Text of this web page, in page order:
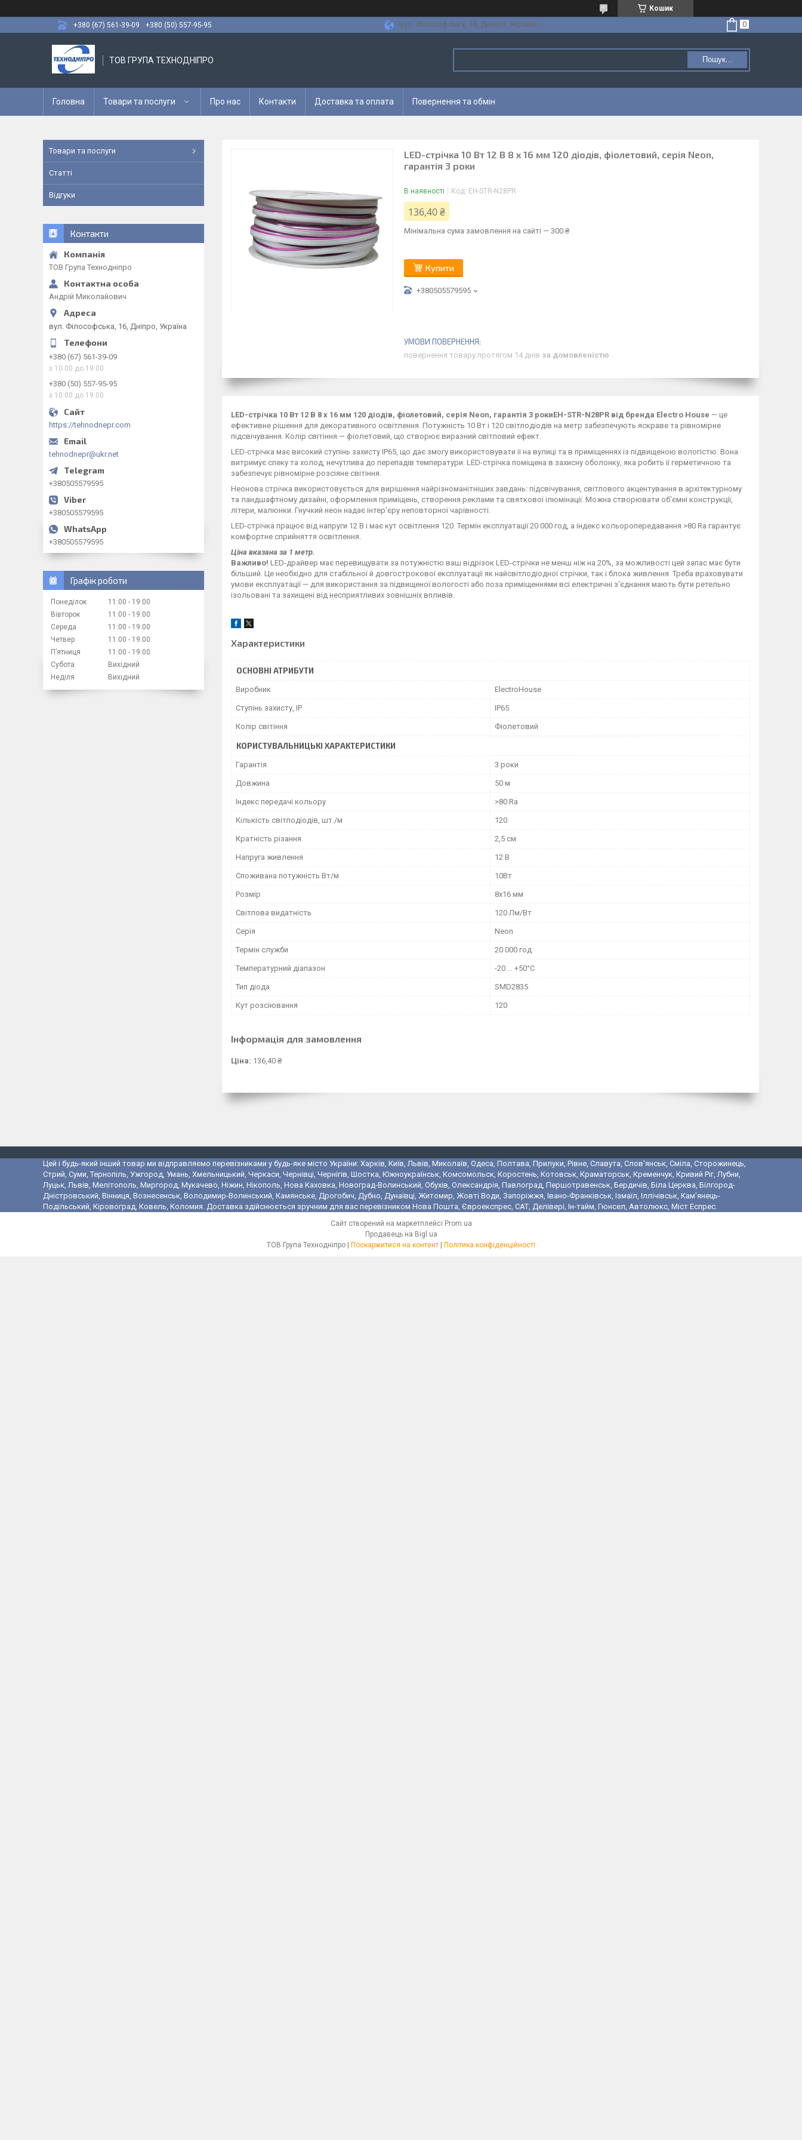
Кошик
+380 (67) 561-39-09
+380 (50) 557-95-95 вул. Філософська, 16, Дніпро, Україна
ТОВ ГРУПА ТЕХНОДНІПРО Пошук...
Головна Товари та послуги Про нас Контакти Доставка та оплата Повернення та обмін
LED-стрічка 10 Вт 12 В 8 х 16 мм 120 діодів, фіолетовий, серія Neon,
гарантія 3 роки
В наявності Код: EH-STR-N28PR
136,40 ₴
Мінімальна сума замовлення на сайті — 300 ₴
Купити
+380505579595
повернення товару протягом 14 днів за домовленістю
LED-стрічка 10 Вт 12 В 8 х 16 мм 120 діодів, фіолетовий, серія Neon, гарантія 3 рокиEH-STR-N28PR від бренда Electro House — це
ефективне рішення для декоративного освітлення. Потужність 10 Вт і 120 світлодіодів на метр забезпечують яскраве та рівномірне
підсвічування. Колір світіння — фіолетовий, що створює виразний світловий ефект.
LED-стрічка має високий ступінь захисту IP65, що дає змогу використовувати її на вулиці та в приміщеннях із підвищеною вологістю. Вона
витримує спеку та холод, нечутлива до перепадів температури. LED-стрічка поміщена в захисну оболонку, яка робить її герметичною та
забезпечує рівномірне розсіяне світіння.
Неонова стрічка використовується для вирішення найрізноманітніших завдань: підсвічування, світлового акцентування в архітектурному
та ландшафтному дизайні, оформлення приміщень, створення реклами та святкової ілюмінації. Можна створювати об'ємні конструкції,
літери, малюнки. Гнучкий неон надає інтер'єру неповторної чарівності.
LED-стрічка працює від напруги 12 В і має кут освітлення 120. Термін експлуатації 20 000 год, а індекс кольоропередавання >80 Ra гарантує
комфортне сприйняття освітлення.
Ціна вказана за 1 метр.
Важливо! LED-драйвер має перевищувати за потужністю ваш відрізок LED-стрічки не менш ніж на 20%, за можливості цей запас має бути
більший. Це необхідно для стабільної й довгострокової експлуатації як найсвітлодіодної стрічки, так і блока живлення. Треба враховувати
умови експлуатації — для використання за підвищеної вологості або поза приміщеннями всі електричні з'єднання мають бути ретельно
ізольовані та захищені від несприятливих зовнішніх впливів.
Характеристики
ОСНОВНІ АТРИБУТИ
Виробник ElectroHouse
Ступінь захисту, IP IP65
Колір світіння Фіолетовий
КОРИСТУВАЛЬНИЦЬКІ ХАРАКТЕРИСТИКИ
Гарантія 3 роки
Довжина 50 м
Індекс передачі кольору >80 Ra
Кількість світлодіодів, шт./м 120
Кратність різання 2,5 см
Напруга живлення 12 В
Споживана потужність Вт/м 10Вт
Розмір 8х16 мм
Світлова видатність 120 Лм/Вт
Серія Neon
Термін служби 20 000 год
Температурний діапазон -20 ... +50°С
Тип діода SMD2835
Кут розсіювання 120
Інформація для замовлення
Ціна: 136,40 ₴
Товари та послуги
Статті
Відгуки
Контакти
ТОВ Група Технодніпро
Андрій Миколайович
вул. Філософська, 16, Дніпро, Україна
+380 (67) 561-39-09
з 10:00 до 19:00
+380 (50) 557-95-95
з 10:00 до 19:00
https://tehnodnepr.com
tehnodnepr@ukr.net
+380505579595
+380505579595
+380505579595
Графік роботи
Понеділок 11:00
19:00
Вівторок
11:00
19:00
Середа
11:00
19:00
Четвер
11:00
19:00
Пʼятниця
11:00
19:00
Субота
Вихідний
Неділя
Вихідний
Цей і будь-який інший товар ми відправляємо перевізниками у будь-яке місто України: Харків, Київ, Львів, Миколаїв, Одеса, Полтава, Прилуки, Рівне, Славута, Слов'янськ, Сміла, Сторожинець,
Стрий, Суми, Тернопіль, Ужгород, Умань, Хмельницький, Черкаси, Чернівці, Чернігів, Шостка, Южноукраїнськ, Комсомольск, Коростень, Котовськ, Краматорськ, Кременчук, Кривий Ріг, Лубни,
Луцьк, Львів, Мелітополь, Миргород, Мукачево, Ніжин, Нікополь, Нова Каховка, Новоград-Волинський, Обухів, Олександрія, Павлоград, Першотравенськ, Бердичів, Біла Церква, Білгород-
Дністровський, Вінниця, Вознесенськ, Володимир-Волинський, Камянське, Дрогобич, Дубно, Дунаївці, Житомир, Жовті Води, Запоріжжя, Івано-Франківськ, Ізмаїл, Іллічівськ, Кам'янець-
Подільський, Кіровоград, Ковель, Коломия. Доставка здійснюється зручним для вас перевізником Нова Пошта, Євроекспрес, САТ, Делівері, Ін-тайм, Гюнсел, Автолюкс, Міст Еспрес.
Сайт створений на маркетплейсі Prom.ua
Продавець на Bigl.ua
ТОВ Група Технодніпро | Поскаржитися на контент | Політика конфіденційності